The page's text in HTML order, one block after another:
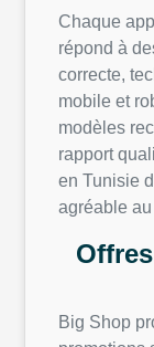
Chaque
répond à
correcte,
mobile et
modèles
rapport
en Tunisie
agréable
Big Shop